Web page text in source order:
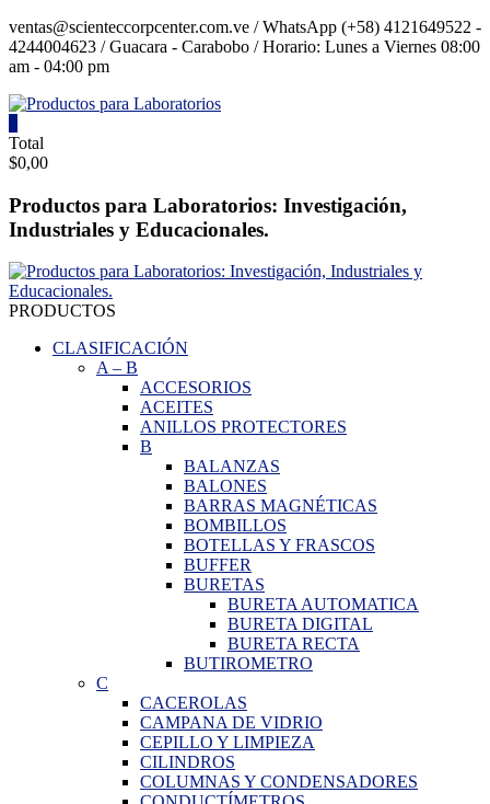
Saltar
contenido
ventas@scienteccorpcenter.com.ve / WhatsApp (+58) 4121649522 -
4244004623 / Guacara - Carabobo / Horario: Lunes a Viernes 08:00
am - 04:00 pm
Productos
para
Laboratorios
Investigación,
y
Educacionales.
Total
$0,00
Productos para Laboratorios: Investigación,
Industriales y Educacionales.
PRODUCTOS
CLASIFICACIÓN
A– B
ACCESORIOS
ACEITES
ANILLOS PROTECTORES
B
BALANZAS
BALONES
BARRAS MAGNÉTICAS
BOMBILLOS
BOTELLAS Y FRASCOS
BUFFER
BURETAS
BURETA AUTOMATICA
BURETA DIGITAL
BURETA RECTA
BUTIROMETRO
C
CACEROLAS
CAMPANA DE VIDRIO
CEPILLO Y LIMPIEZA
CILINDROS
COLUMNAS Y CONDENSADORES